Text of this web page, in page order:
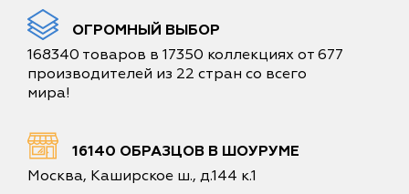
ОГРОМНЫЙ ВЫБОР
168340 товаров в 17350 коллекциях от 677
производителей из 22 стран со всего
мира!
16140 ОБРАЗЦОВ В ШОУРУМЕ
Москва, Каширское ш., д.144 к.1